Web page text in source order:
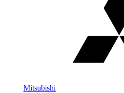
Mitsubishi